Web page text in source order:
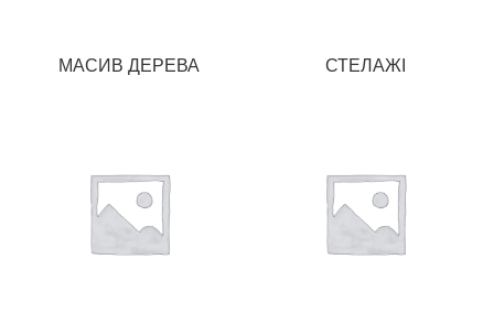
МАСИВ ДЕРЕВА СТЕЛАЖІ